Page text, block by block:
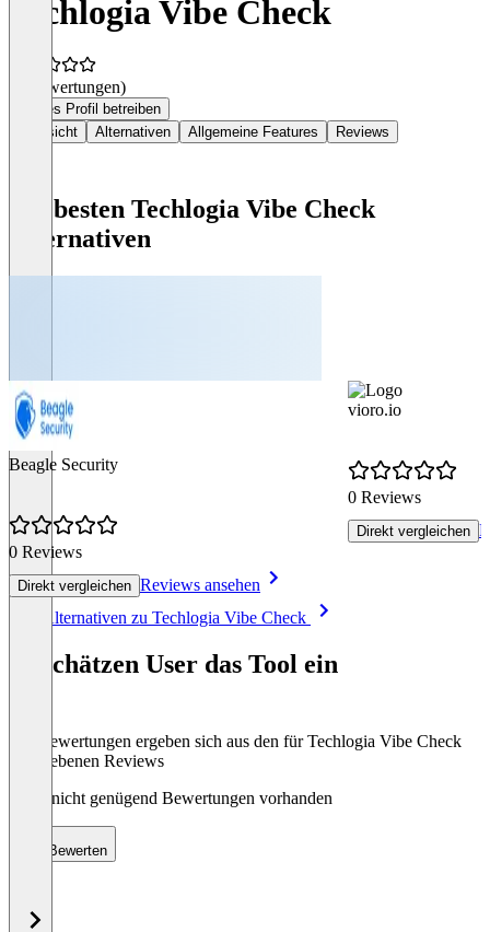
Techlogia Vibe Check
(0 Bewertungen)
Dieses Profil betreiben
Übersicht
Alternativen Allgemeine Features Reviews
Die besten Techlogia Vibe Check
Alternativen
Beagle Security
0 Reviews
Direkt vergleichen Reviews ansehen
vioro.io
0 Reviews
Direkt vergleichen
Alle Alternativen zu Techlogia Vibe Check
So schätzen User das Tool ein
Die Bewertungen ergeben sich aus den für Techlogia Vibe Check
abgegebenen Reviews
Noch nicht genügend Bewertungen vorhanden
Bewerten